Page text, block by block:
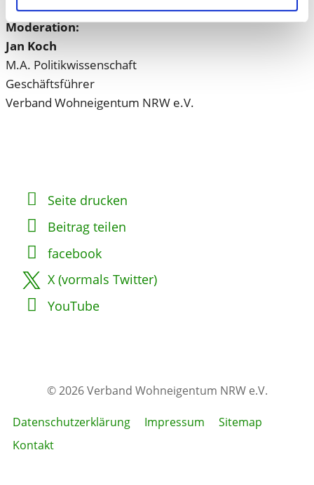
Moderation:
Jan Koch
M.A. Politikwissenschaft
Geschäftsführer
Verband Wohneigentum NRW e.V.
Seite drucken
Beitrag teilen
facebook
X (vormals Twitter)
YouTube
© 2026 Verband Wohneigentum NRW e.V.
Datenschutzerklärung Impressum
Sitemap
Kontakt